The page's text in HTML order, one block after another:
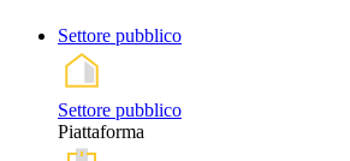
Settore pubblico
Settore pubblico
Piattaforma